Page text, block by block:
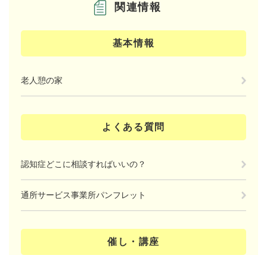
関連情報
基本情報
老人憩の家
よくある質問
認知症どこに相談すればいいの？
通所サービス事業所パンフレット
催し・講座